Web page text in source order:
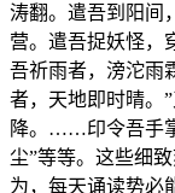
涛翻。遣吾到阳
营。遣吾捉妖怪，
吾祈雨者，滂沱雨
者，天地即时晴。
降。……印令吾手
尘”等等。这些细
为，每天诵读势必